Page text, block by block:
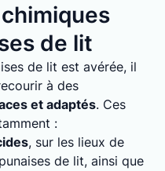
de lit
de lit est avérée, il
à des
et adaptés. Ces
:
, sur les lieux de
de lit, ainsi que